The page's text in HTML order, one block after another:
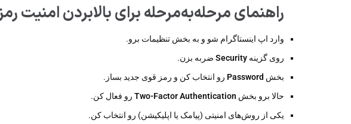
راهنمای مرحله‌به‌مرحله برای بالابردن امنیت
وارد اپ اینستاگرام شو و به بخش تنظیمات برو.
روی گزینه Security ضربه بزن.
بخش Password رو انتخاب کن و رمز قوی جدید بساز.
حالا برو بخش Two-Factor Authentication رو فعال کن.
یکی از روش‌های امنیتی (پیامک یا اپلیکیشن) رو انتخاب کن.